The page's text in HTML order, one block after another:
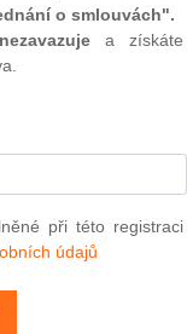
zákona s
profese a
zvyšování
penzí, se
o smlouvách".
a získáte
při této registraci
údajů